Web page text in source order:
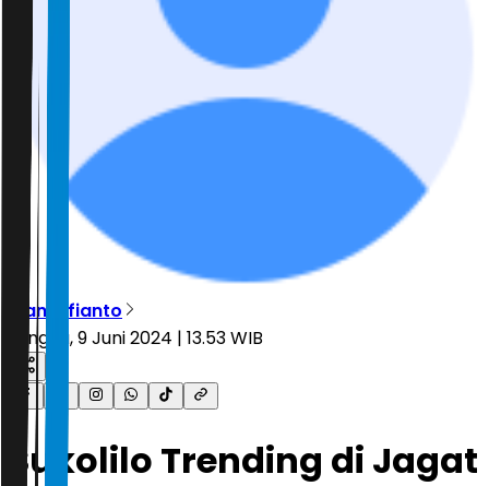
Rian Alfianto
Minggu, 9 Juni 2024 | 13.53 WIB
Sukolilo Trending di Jagat